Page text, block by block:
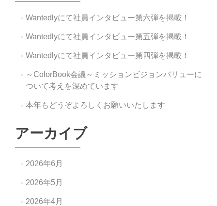
Wantedlyにて社員インタビュー第六弾を掲載！
Wantedlyにて社員インタビュー第五弾を掲載！
Wantedlyにて社員インタビュー第四弾を掲載！
～ColorBook会議～ミッションビジョンバリューに
ついて考えを深めています
本年もどうぞよろしくお願いいたします
アーカイブ
2026年6月
2026年5月
2026年4月